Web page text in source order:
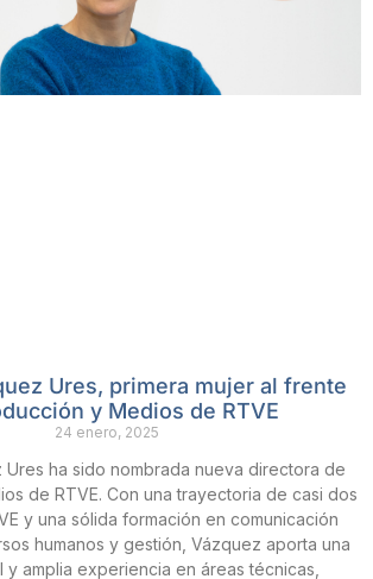
Ures, primera mujer al frente
y Medios de RTVE
24 enero, 2025
Ures ha sido nombrada nueva directora de
de RTVE. Con una trayectoria de casi dos
y una sólida formación en comunicación
humanos y gestión, Vázquez aporta una
y amplia experiencia en áreas técnicas,